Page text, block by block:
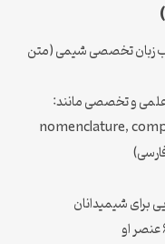
زبان تخصصی شیمی (متن
و تخصصی مانند:
nomenclature,
برای شیمیدانان